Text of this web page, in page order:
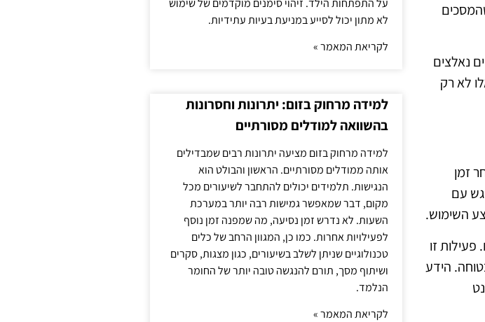
נאלצים
לא רק
זמן
עם
השימוש.
זו
הידע
על התפתחות הילד. זיהוי סימנים מוקדמים של שימוש
לא מתון יכול לסייע במניעת בעיות עתידיות.
לקריאת המאמר »
למידה מרחוק בזום: יתרונות וחסרונות
בהשוואה למודלים מסורתיים
למידה מרחוק בזום מציעה יתרונות רבים שמבדילים
אותה ממודלים מסורתיים. הראשון והבולט הוא
הנגישות. תלמידים יכולים להתחבר לשיעורים מכל
מקום, דבר שמאפשר גמישות רבה יותר במערכת
השעות. לא נדרש זמן נסיעה, מה שמפנה זמן נוסף
לפעילויות אחרות. כמו כן, המגוון הרחב של כלים
טכנולוגיים שניתן לשלב בשיעורים, כגון מצגות, סקרים
ושיתוף מסך, תורם להנגשה טובה יותר של החומר
הנלמד.
לקריאת המאמר »